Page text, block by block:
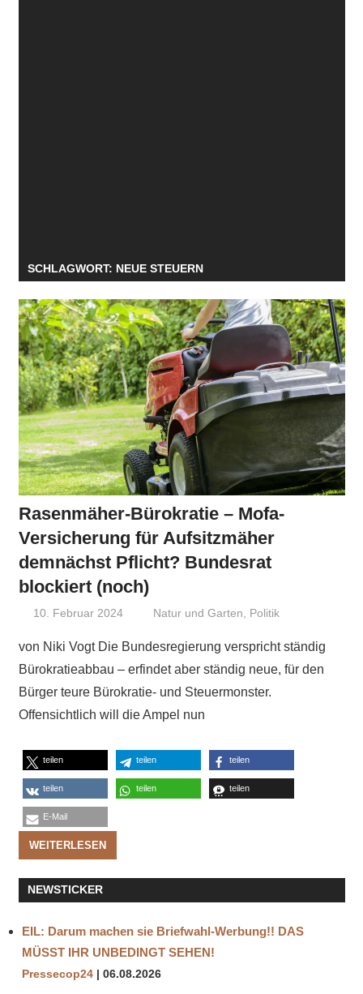
SCHLAGWORT: NEUE STEUERN
Rasenmäher-Bürokratie – Mofa-
Versicherung für Aufsitzmäher
demnächst Pflicht? Bundesrat
blockiert (noch)
10. Februar 2024 Niki Vogt
Natur und Garten, Politik
von Niki Vogt Die Bundesregierung verspricht ständig
Bürokratieabbau – erfindet aber ständig neue, für den
Bürger teure Bürokratie- und Steuermonster.
Offensichtlich will die Ampel nun
teilen teilen teilen
teilen teilen teilen
E-Mail
WEITERLESEN
NEWSTICKER
EIL: Darum machen sie Briefwahl-Werbung!! DAS
MÜSST IHR UNBEDINGT SEHEN!
Pressecop24 06.08.2026